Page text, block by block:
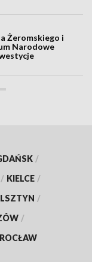
Żeromskiego i
Narodowe
/
/ KIELCE /
/
/